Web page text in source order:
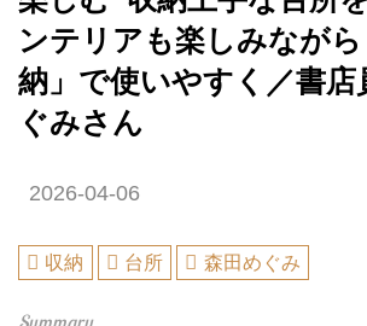
ンテリアも楽しみなが
納」で使いやすく／書店
ぐみさん
2026-04-06
収納 台所 森田めぐみ